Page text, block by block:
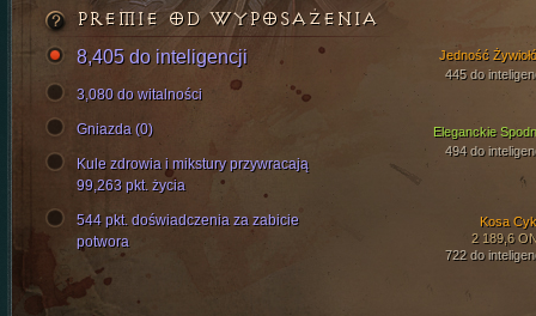
Eleganckie
494 do
Kosa
2 189,6
722 do
Jedność
445 do
PREMIE OD WYPOSAŻENIA
8,405 do inteligencji
3,080 do witalności
Gniazda (0)
Kule zdrowia i mikstury przywracają
99,263 pkt. życia
544 pkt. doświadczenia za zabicie
potwora